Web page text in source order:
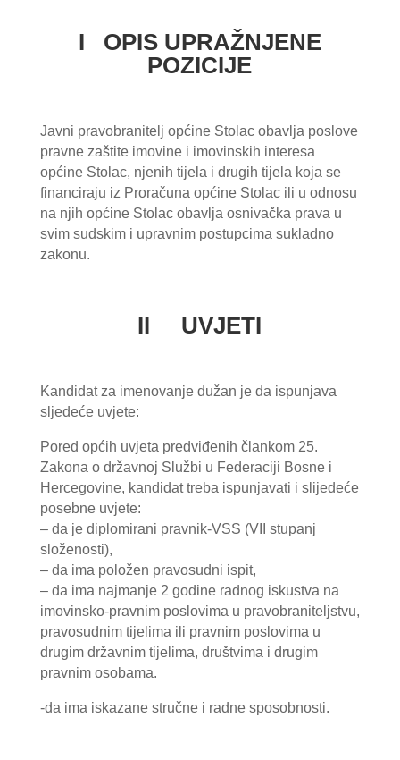
I OPIS UPRAŽNJENE
POZICIJE
Javni pravobranitelj općine Stolac obavlja poslove
pravne zaštite imovine i imovinskih interesa
općine Stolac, njenih tijela i drugih tijela koja se
financiraju iz Proračuna općine Stolac ili u odnosu
na njih općine Stolac obavlja osnivačka prava u
svim sudskim i upravnim postupcima sukladno
zakonu.
II UVJETI
Kandidat za imenovanje dužan je da ispunjava
sljedeće uvjete:
Pored općih uvjeta predviđenih člankom 25.
Zakona o državnoj Službi u Federaciji Bosne i
Hercegovine, kandidat treba ispunjavati i slijedeće
posebne uvjete:
– da je diplomirani pravnik-VSS (VII stupanj
složenosti),
– da ima položen pravosudni ispit,
– da ima najmanje 2 godine radnog iskustva na
imovinsko-pravnim poslovima u pravobraniteljstvu,
pravosudnim tijelima ili pravnim poslovima u
drugim državnim tijelima, društvima i drugim
pravnim osobama.
-da ima iskazane stručne i radne sposobnosti.